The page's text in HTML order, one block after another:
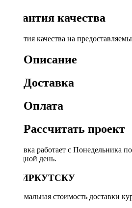
Гарантия качества
Гарантия качества на
Описание
Доставка
Оплата
Рассчитать проект
Доставка работает с Понедельника
выходной день.
ПО ИРКУТСКУ
Минимальная стоимость доставки